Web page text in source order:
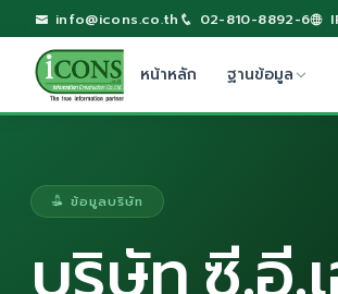
info@icons.co.th 02-810-8892-6
หน้าหลัก ฐานข้อมูล
ข้อมูลบริษัท
บริษัท ซี.อี.